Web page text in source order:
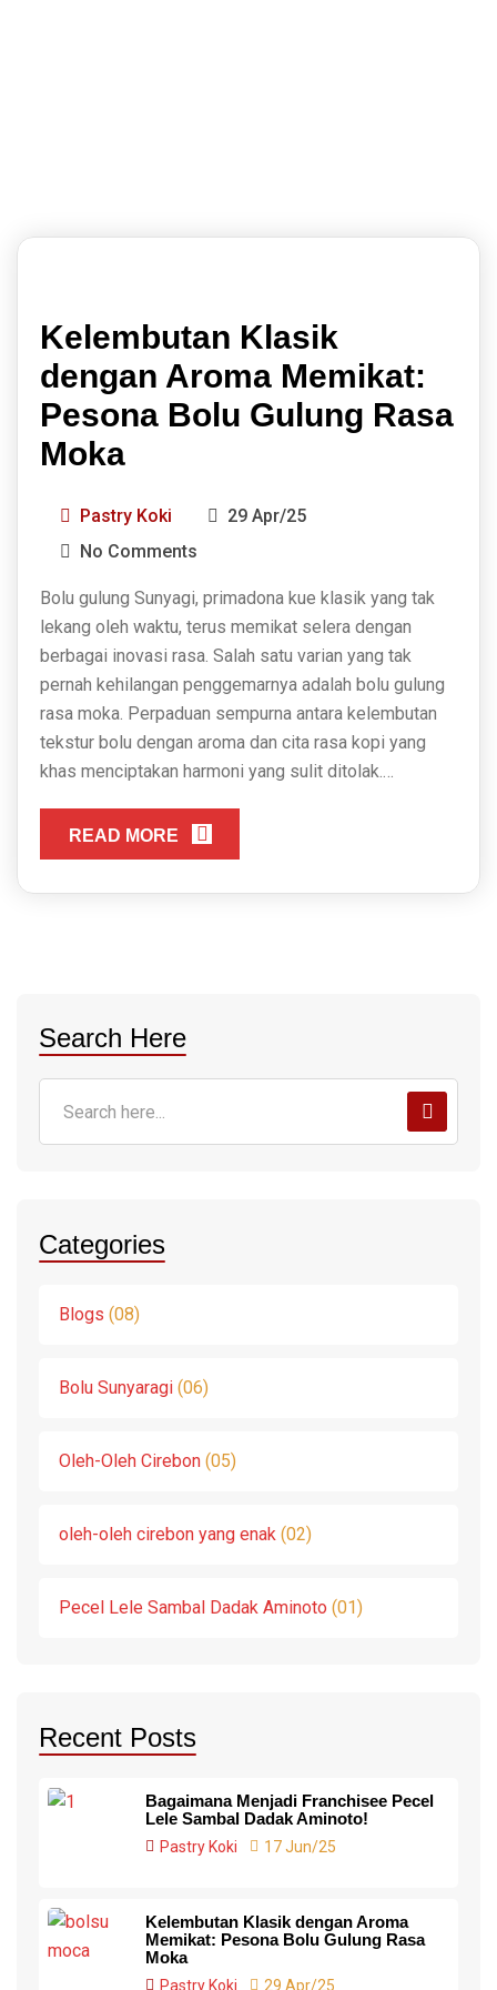
Kelembutan Klasik
dengan Aroma Memikat:
Pesona Bolu Gulung Rasa
Moka
Pastry Koki
29 Apr/25
No Comments
Bolu gulung Sunyagi, primadona kue klasik yang tak
lekang oleh waktu, terus memikat selera dengan
berbagai inovasi rasa. Salah satu varian yang tak
pernah kehilangan penggemarnya adalah bolu gulung
rasa moka. Perpaduan sempurna antara kelembutan
tekstur bolu dengan aroma dan cita rasa kopi yang
khas menciptakan harmoni yang sulit ditolak.…
READ MORE
Search Here
Categories
Blogs 08
Bolu Sunyaragi 06
Oleh-Oleh Cirebon 05
oleh-oleh cirebon yang enak 02
Pecel Lele Sambal Dadak Aminoto 01
Recent Posts
Bagaimana Menjadi Franchisee Pecel
Lele Sambal Dadak Aminoto!
Pastry Koki 17 Jun/25
Kelembutan Klasik dengan Aroma
Memikat: Pesona Bolu Gulung Rasa
Moka
Pastry Koki 29 Apr/25